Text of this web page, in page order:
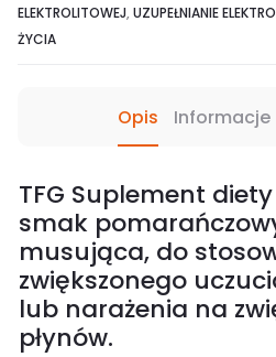
ELEKTROLITOWEJ,UZUPEŁNIANIE
ŻYCIA
Opis Informacje
TFG Suplement
smak
musująca, do
zwiększonego
lub narażenia na
płynów.